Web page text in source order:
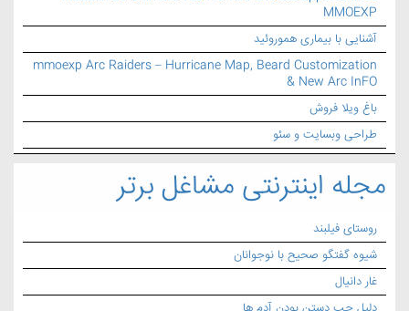
MMOEXP
آشنایی با بیماری هموروئید
mmoexp Arc Raiders – Hurricane Map, Beard Customization
& New Arc InFO
باغ ویلا فروش
طراحی وبسایت و سئو
مجله اینترنتی مشاغل برتر
روستای فیلبند
شیوه گفتگو صحیح با نوجوانان
غار دانیال